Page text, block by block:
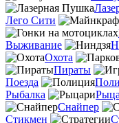
Лего Сити
Выживание
Охота
Пираты
Поезда
Рыбалка
Снайпер
Стикмен